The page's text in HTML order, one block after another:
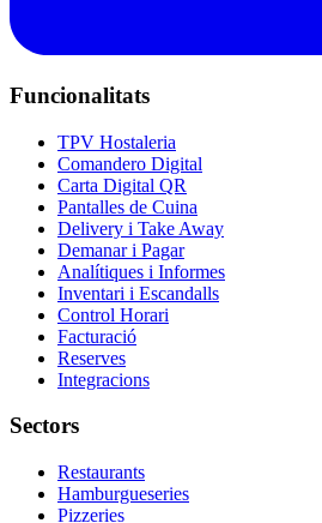
Funcionalitats
TPV Hostaleria
Comandero Digital
Carta Digital QR
Pantalles de Cuina
Delivery i Take Away
Demanar i Pagar
Analítiques i Informes
Inventari i Escandalls
Control Horari
Facturació
Reserves
Integracions
Sectors
Restaurants
Hamburgueseries
Pizzeries